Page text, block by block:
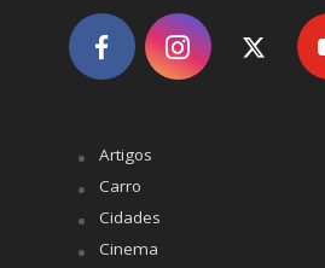
Artigos
Carro
Cidades
Cinema